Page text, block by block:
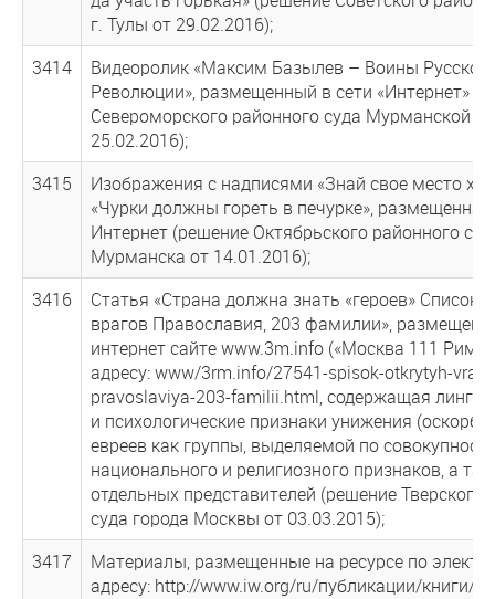
г. Тулы от 29.02.2016);
3414
Видеоролик «Максим Базылев – Воины Русской
Революции», размещенный в сети «Интернет»
Североморского районного суда Мурманской
25.02.2016);
3415
Изображения с надписями «Знай свое место
«Чурки должны гореть в печурке», размещенная
Интернет (решение Октябрьского районного
Мурманска от 14.01.2016);
3416
Статья «Страна должна знать «героев» Список
врагов Православия, 203 фамилии»,
интернет сайте www.3m.info («Москва 111
адресу: www/3rm.info/27541-spisok-otkrytyh-
pravoslaviya-203-familii.html, содержащая
и психологические признаки унижения
евреев как группы, выделяемой по
национального и религиозного признаков, а
отдельных представителей (решение Тверского
суда города Москвы от 03.03.2015);
3417
Материалы, размещенные на ресурсе по
адресу: http://www.iw.org/ru/пyбликaции/книги/?